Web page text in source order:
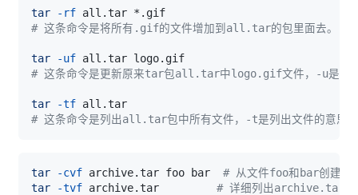
tar -rf
# 这条命令是将所有.gif的文件增加到all.tar的包里面去。-r是
tar -uf
# 这条命令是更新原来tar包all.tar中logo.gif文件，-u是表示
tar -tf
# 这条命令是列出all.tar包中所有文件，-t是列出文件的意思
tar -cvf archive.tar foo bar # 从文件foo和bar创建
tar
-tvf archive.tar # 详细列出archive.tar中